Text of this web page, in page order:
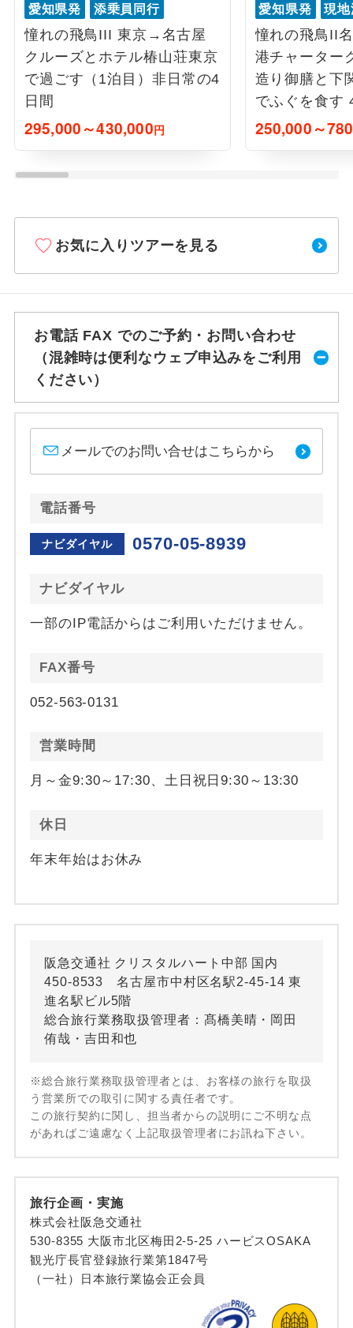
愛知県発 添乗員同行
憧れの飛鳥III 東京→名古屋
クルーズとホテル椿山荘東京
で過ごす（1泊目）非日常の4
日間
295,000～430,000円
愛知県発 現
憧れの飛鳥II
港チャーター
造り御膳と下
でふぐを食す
250,000～
お気に入りツアーを見る
お電話 FAX でのご予約・お問い合わせ
（混雑時は便利なウェブ申込みをご利用
ください）
メールでのお問い合せはこちらから
電話番号
ナビダイヤル 0570-05-8939
ナビダイヤル
一部のIP電話からはご利用いただけません。
FAX番号
052-563-0131
営業時間
月～金9:30～17:30、土日祝日9:30～13:30
休日
年末年始はお休み
阪急交通社 クリスタルハート中部 国内
450-8533 名古屋市中村区名駅2-45-14 東
進名駅ビル5階
総合旅行業務取扱管理者：髙橋美晴・岡田
侑哉・吉田和也
※総合旅行業務取扱管理者とは、お客様の旅行を取扱
う営業所での取引に関する責任者です。
この旅行契約に関し、担当者からの説明にご不明な点
があればご遠慮なく上記取扱管理者にお訊ね下さい。
旅行企画・実施
株式会社阪急交通社
530-8355 大阪市北区梅田2-5-25 ハービスOSAKA
観光庁長官登録旅行業第1847号
（一社）日本旅行業協会正会員